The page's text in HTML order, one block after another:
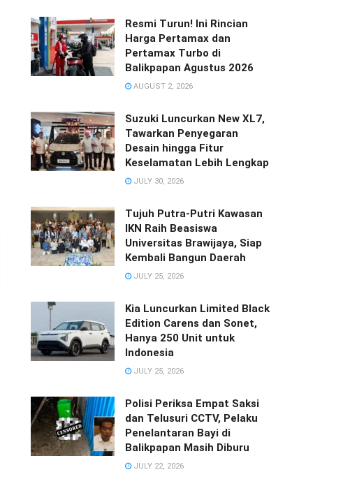
Resmi Turun! Ini Rincian
Harga Pertamax dan
Pertamax Turbo di
Balikpapan Agustus 2026
AUGUST 2, 2026
Suzuki Luncurkan New XL7,
Tawarkan Penyegaran
Desain hingga Fitur
Keselamatan Lebih Lengkap
JULY 30, 2026
Tujuh Putra-Putri Kawasan
IKN Raih Beasiswa
Universitas Brawijaya, Siap
Kembali Bangun Daerah
JULY 25, 2026
Kia Luncurkan Limited Black
Edition Carens dan Sonet,
Hanya 250 Unit untuk
Indonesia
JULY 25, 2026
Polisi Periksa Empat Saksi
dan Telusuri CCTV, Pelaku
Penelantaran Bayi di
Balikpapan Masih Diburu
JULY 22, 2026